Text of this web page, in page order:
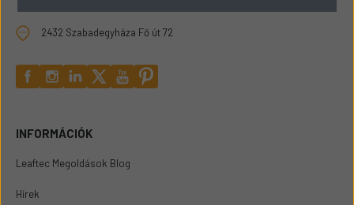
2432 Szabadegyháza Fő út 72
INFORMÁCIÓK
Leaftec Megoldások Blog
Hírek